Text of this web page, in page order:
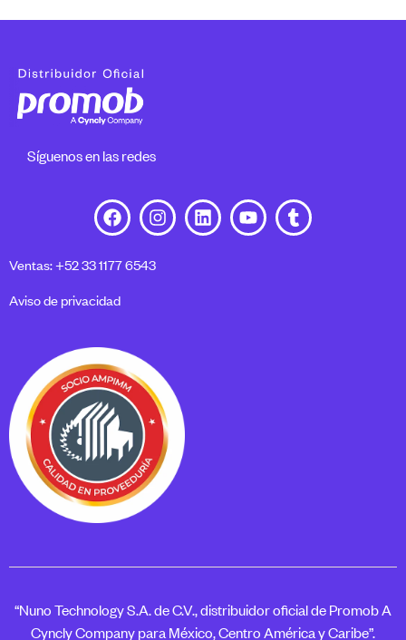
Síguenos en las redes
Ventas: +52 33 1177 6543
Aviso de privacidad
“Nuno Technology S.A. de C.V., distribuidor oficial de Promob A
Cyncly Company para México, Centro América y Caribe”.